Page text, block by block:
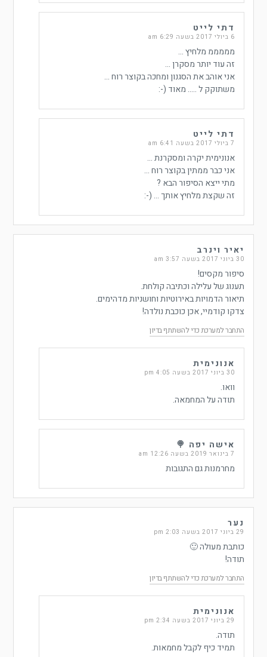
דתי לייט
6 ביולי 2017 בשעה 6:29 am
מממממ מלחיץ …
זה עוד יותר מסקרן …
אני אוהב את הסגנון ומחכה בקוצר רוח …
משתוקק ל ….. מאוד (-:
דתי לייט
7 ביולי 2017 בשעה 6:41 am
אנונימית יקרה ומסקרנת …
אני כבר ממתין בקוצר רוח …
מתי ייצא הסיפור הבא ?
זה שקצת מלחיץ אותך … (-:
יאיר וינרב
30 ביוני 2017 בשעה 3:57 am
סיפור מקסים!
תענוג של עלילה וכתיבה קולחת.
תיאור הדמויות באירוטיות וחושניות מדהימים.
צדקו קודמיי, אכן כוכבת נולדה!
התחבר למערכת כדי להשתתף בדיון
אנונימית
30 ביוני 2017 בשעה 4:05 pm
וואו.
תודה על המחמאה.
אישה יפה 🍭
7 בינואר 2019 בשעה 12:26 am
מחרמנות גם התגובות
נער
29 ביוני 2017 בשעה 2:03 pm
כותבת מעולה 🙂
תודה!
התחבר למערכת כדי להשתתף בדיון
אנונימית
29 ביוני 2017 בשעה 2:34 pm
תודה.
תמיד כיף לקבל מחמאות.